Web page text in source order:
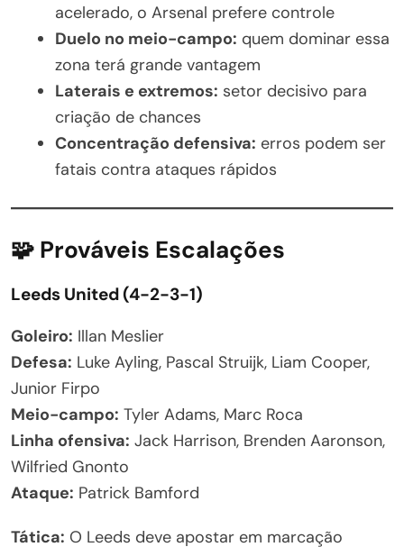
acelerado, o Arsenal prefere controle
Duelo no meio-campo: quem dominar essa
zona terá grande vantagem
Laterais e extremos: setor decisivo para
criação de chances
Concentração defensiva: erros podem ser
fatais contra ataques rápidos
🧩 Prováveis Escalações
Leeds United (4-2-3-1)
Goleiro: Illan Meslier
Defesa: Luke Ayling, Pascal Struijk, Liam Cooper,
Junior Firpo
Meio-campo: Tyler Adams, Marc Roca
Linha ofensiva: Jack Harrison, Brenden Aaronson,
Wilfried Gnonto
Ataque: Patrick Bamford
Tática: O Leeds deve apostar em marcação